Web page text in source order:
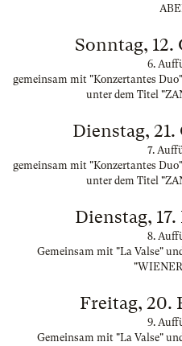
Sonntag, 12.
6.
gemeinsam mit "Konzertantes
unter dem Titel
Dienstag,
7.
gemeinsam mit "Konzertantes
unter dem Titel
Dienstag,
8.
Gemeinsam mit "La Valse"
Freitag, 20.
9.
Gemeinsam mit "La Valse"